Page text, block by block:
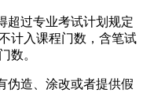
过专业考试计划规定
计入课程门数，含笔试
数。
造、涂改或者提供假